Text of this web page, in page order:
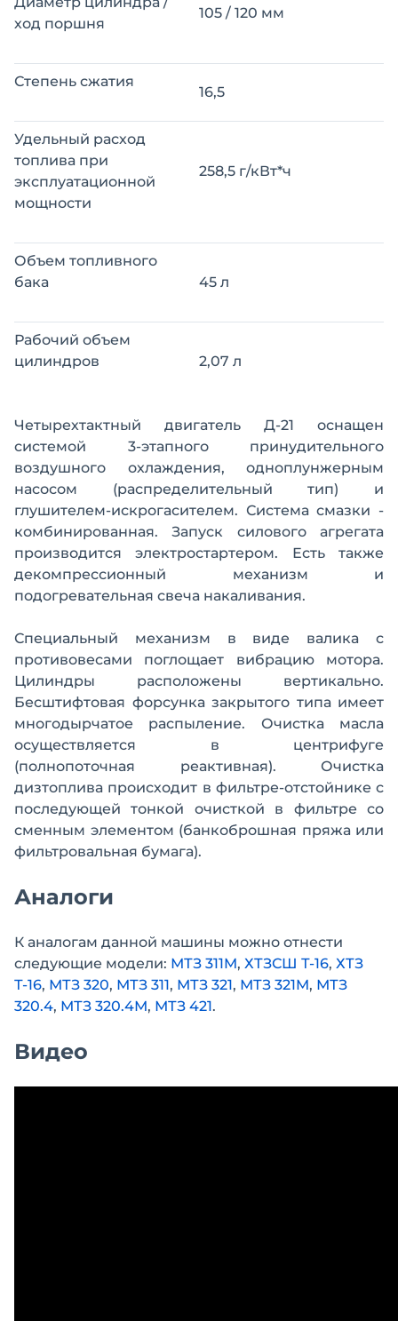
ход поршня
105 / 120 мм
Степень сжатия
16,5
Удельный расход
топлива при
эксплуатационной
мощности
258,5 г/кВт*ч
Объем топливного
бака
45 л
Рабочий объем
цилиндров
2,07 л
Четырехтактный двигатель Д-21 оснащен
системой 3-этапного принудительного
воздушного охлаждения, одноплунжерным
насосом (распределительный тип) и
глушителем-искрогасителем. Система смазки -
комбинированная. Запуск силового агрегата
производится электростартером. Есть также
декомпрессионный механизм и
подогревательная свеча накаливания.
Специальный механизм в виде валика с
противовесами поглощает вибрацию мотора.
Цилиндры расположены вертикально.
Бесштифтовая форсунка закрытого типа имеет
многодырчатое распыление. Очистка масла
осуществляется в центрифуге
(полнопоточная реактивная). Очистка
дизтоплива происходит в фильтре-отстойнике с
последующей тонкой очисткой в фильтре со
сменным элементом (банкоброшная пряжа или
фильтровальная бумага).
Аналоги
К аналогам данной машины можно отнести
следующие модели: МТЗ 311M, ХТЗСШ Т-16, ХТЗ
Т-16, МТЗ 320, МТЗ 311, МТЗ 321, МТЗ 321M, МТЗ
320.4, МТЗ 320.4М, МТЗ 421.
Видео